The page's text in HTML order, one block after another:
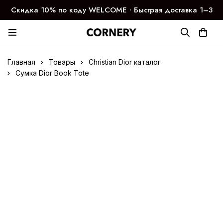
Скидка 10% по коду WELCOME ∙ Быстрая доставка 1–3
дня
Главная Товары
Christian Dior каталог
Сумка Dior Book Tote